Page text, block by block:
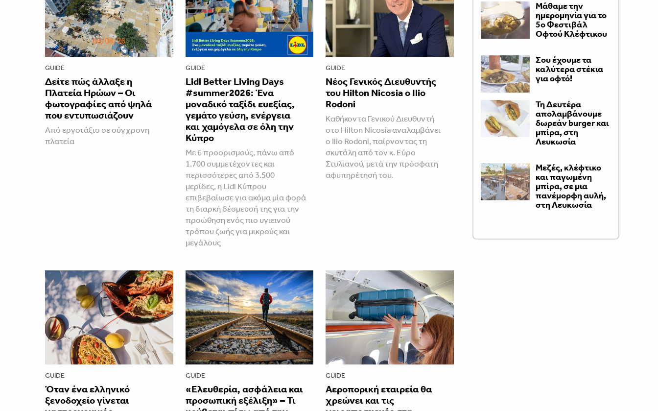
GUIDE
Δείτε πώς άλλαξε η
Πλατεία Ηρώων – Οι
φωτογραφίες από ψηλά
που εντυπωσιάζουν
Από εργοτάξιο σε σύγχρονη
πλατεία
GUIDE
Lidl Better Living Days
#summer2026: Ένα
μοναδικό ταξίδι ευεξίας,
γεμάτο γεύση, ενέργεια
και χαμόγελα σε όλη την
Κύπρο
Με 6 προορισμούς, πάνω από
1.700 συμμετέχοντες και
περισσότερες από 3.500
μερίδες, η Lidl Κύπρου
επιβεβαίωσε για ακόμα μία φορά
τη διαρκή δέσμευσή της για την
προώθηση ενός πιο υγιεινού
τρόπου ζωής για μικρούς και
μεγάλους
GUIDE
Νέος Γενικός Διευθυντής
του Hilton Nicosia ο Ilio
Rodoni
Καθήκοντα Γενικού Διευθυντή
στο Hilton Nicosia αναλαμβάνει
ο Ilio Rodoni, παίρνοντας τη
σκυτάλη από τον κ. Εύρο
Στυλιανού, μετά την πρόσφατη
αφυπηρέτησή του.
GUIDE
Όταν ένα ελληνικό
ξενοδοχείο γίνεται
GUIDE
«Ελευθερία, ασφάλεια και
προσωπική εξέλιξη» – Τι
GUIDE
Αεροπορική εταιρεία θα
χρεώνει και τις
Μάθαμε την
ημερομηνία για το
5ο Φεστιβάλ
Οφτού Κλέφτικου
Σου έχουμε τα
καλύτερα στέκια
για οφτό!
Τη Δευτέρα
απολαμβάνουμε
δωρεάν burger και
μπίρα, στη
Λευκωσία
Μεζές, κλέφτικο
και παγωμένη
μπίρα, σε μια
πανέμορφη αυλή,
στη Λευκωσία